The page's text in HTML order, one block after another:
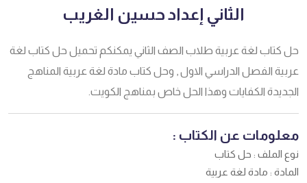
الثاني إعداد حسين الغريب
حل كتاب لغة عربية طلاب الصف الثاني يمكنكم تحميل حل كتاب لغة
عربية الفصل الدراسي الاول , وحل كتاب مادة لغة عربية المناهج
الجديدة الكفايات وهذا الحل خاص بمناهج الكويت.
معلومات عن الكتاب :
نوع الملف : حل كتاب
المادة : مادة لغة عربية